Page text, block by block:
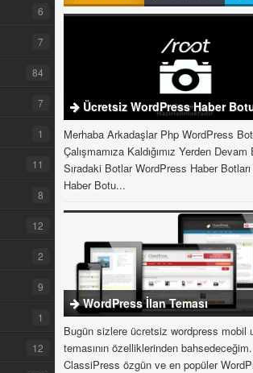
6
7
84
7
1
11
8
12
2
9
1
12
Ücretsiz WordPress Haber Botu
Merhaba Arkadaşlar Php WordPress Bot
Çalışmamıza Kaldığımız Yerden
Sıradaki Botlar WordPress Haber
Haber Botu...
WordPress İlan Teması
Bugün sizlere ücretsiz wordpress mobil
temasının özelliklerinden bahsedeceğim.
ClassiPress özgün ve en popüler